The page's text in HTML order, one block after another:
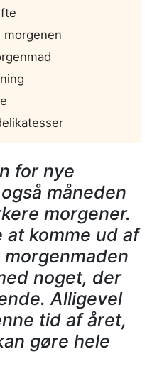
morgenen
for nye
måneden
morgener.
komme ud af
noget, der
Alligevel
tid af året,
gøre hele